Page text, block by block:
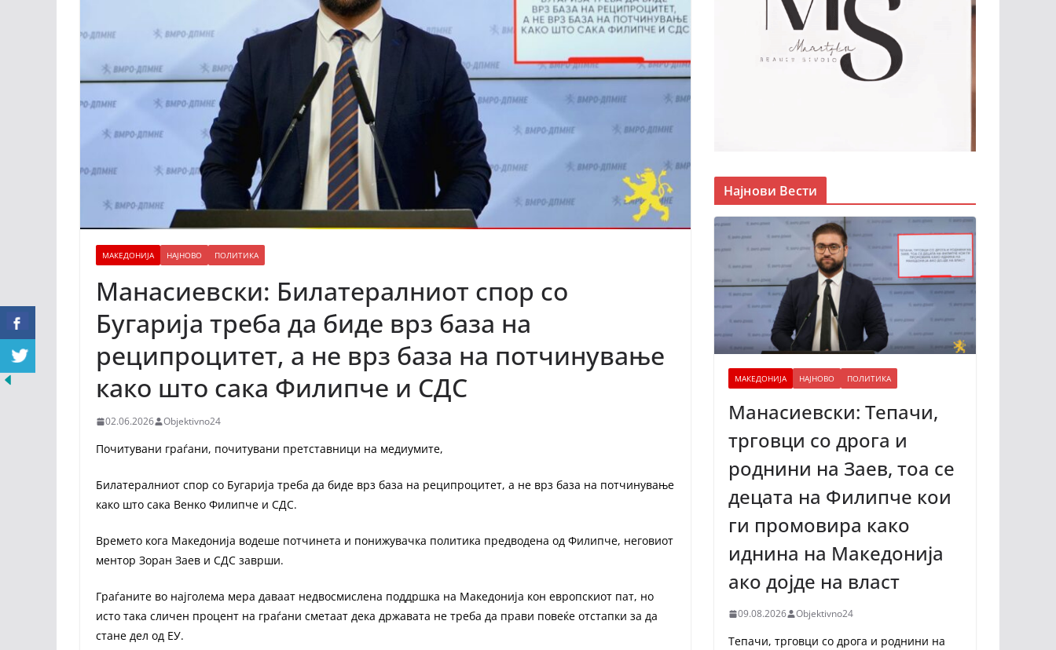
МАКЕДОНИЈА НАЈНОВО ПОЛИТИКА
Манасиевски: Билатералниот спор со
Бугарија треба да биде врз база на
реципроцитет, а не врз база на потчинување
како што сака Филипче и СДС
02.06.2026 Objektivno24
Почитувани граѓани, почитувани претставници на медиумите,
Билатералниот спор со Бугарија треба да биде врз база на реципроцитет, а не врз база на потчинување
како што сака Венко Филипче и СДС.
Времето кога Македонија водеше потчинета и понижувачка политика предводена од Филипче, неговиот
ментор Зоран Заев и СДС заврши.
Граѓаните во најголема мера даваат недвосмислена поддршка на Македонија кон европскиот пат, но
исто така сличен процент на граѓани сметаат дека државата не треба да прави повеќе отстапки за да
стане дел од ЕУ.
Најнови Вести
МАКЕДОНИЈА НАЈНОВО ПОЛИТИКА
Манасиевски: Тепачи,
трговци со дрога и
роднини на Заев, тоа се
децата на Филипче кои
ги промoвира како
иднина на Македонија
ако дојде на власт
09.08.2026 Objektivno24
Тепачи, трговци со дрога и роднини на